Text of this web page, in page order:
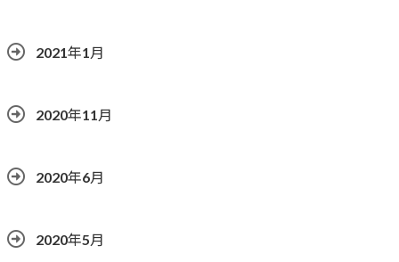
2021年1月
2020年11月
2020年6月
2020年5月